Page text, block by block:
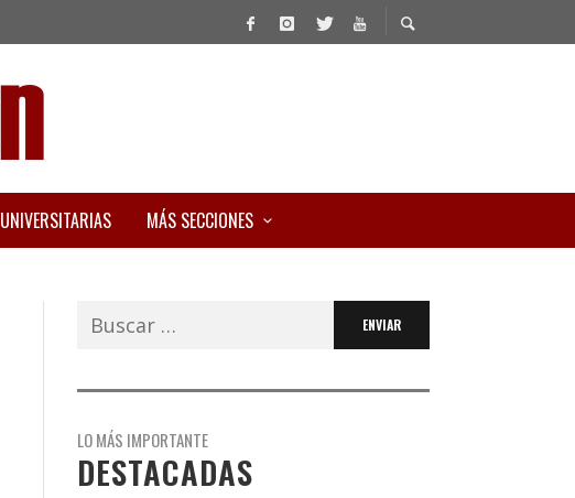
UNIVERSITARIAS MÁS SECCIONES
Buscar:
LO MÁS IMPORTANTE
DESTACADAS